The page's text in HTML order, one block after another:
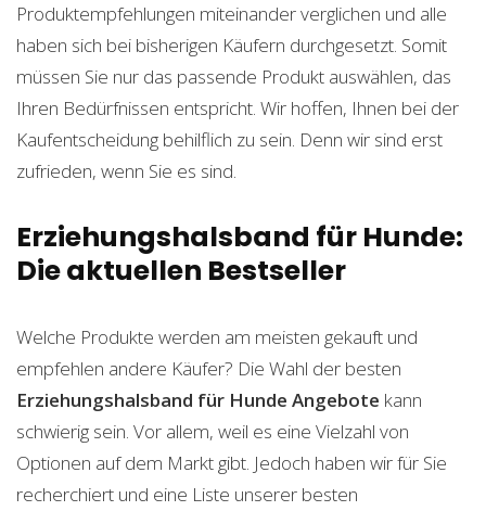
Produktempfehlungen miteinander verglichen und alle
haben sich bei bisherigen Käufern durchgesetzt. Somit
müssen Sie nur das passende Produkt auswählen, das
Ihren Bedürfnissen entspricht. Wir hoffen, Ihnen bei der
Kaufentscheidung behilflich zu sein. Denn wir sind erst
zufrieden, wenn Sie es sind.
Erziehungshalsband für Hunde:
Die aktuellen Bestseller
Welche Produkte werden am meisten gekauft und
empfehlen andere Käufer? Die Wahl der besten
Erziehungshalsband für Hunde Angebote kann
schwierig sein. Vor allem, weil es eine Vielzahl von
Optionen auf dem Markt gibt. Jedoch haben wir für Sie
recherchiert und eine Liste unserer besten